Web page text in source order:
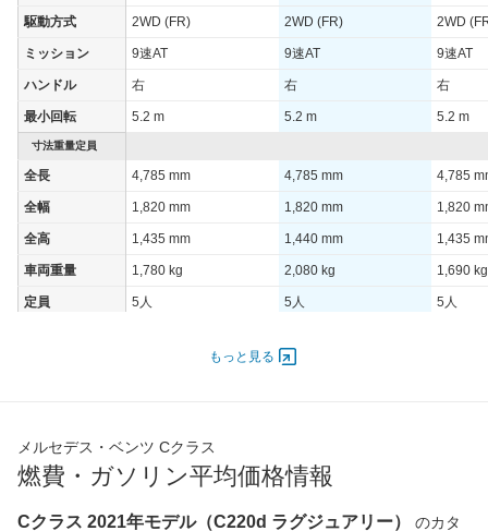
駆動方式 2WD (FR) 2WD (FR) 2WD
ミッション 9速AT 9速AT 9速AT
ハンドル 右 右 右
最小回転 5.2 m 5.2 m 5.2 m
寸法重量定員
全長 4,785 mm 4,785 mm 4,785
全幅 1,820 mm 1,820 mm 1,820
全高 1,435 mm 1,440 mm 1,435
車両重量 1,780 kg 2,080 kg 1,690 kg
定員 5人 5人 5人
最高出力 145.00 [197]/ 6,750
最高トルク 440 [44.9]/ 1,800 320 [32.6]/ 2,000
もっと見る
メルセデス・ベンツ Cクラス
燃費・ガソリン平均価格情報
Cクラス 2021年モデル（C220d ラグジュアリー） のカタ